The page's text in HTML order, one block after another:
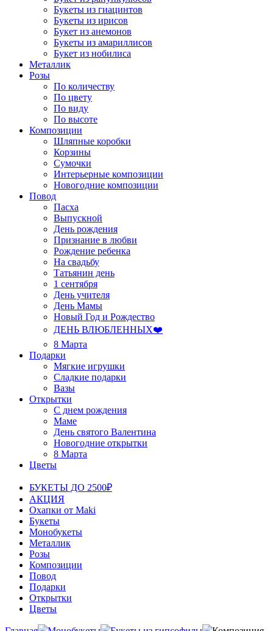
Букеты из гиацинтов
Букеты из ирисов
Букет из анемонов
Букеты из амариллисов
Букет из нобилиса
Металлик
Розы
По количеству
По цвету
По виду
По высоте
Композиции
Шляпные коробки
Корзины
Сумочки
Интерьерные композиции
Новогодние композиции
Повод
Пасха
Выпускной
День рождения
Признание в любви
Рождение ребенка
На свадьбу
Татьянин день
1 сентября
День учителя
День Мамы
Новый Год и Рождество
ДЕНЬ ВЛЮБЛЕННЫХ❤️
8 Марта
Подарки
Мягкие игрушки
Сладкие подарки
Вазы
Открытки
С днем рождения
Маме
День святого Валентина
Новогодние открытки
8 Марта
Цветы
БУКЕТЫ ДО 2500₽
АКЦИЯ
Охапки от Maki
Букеты
Монобукеты
Металлик
Розы
Композиции
Повод
Подарки
Открытки
Цветы